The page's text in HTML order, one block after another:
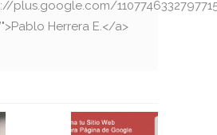
plus.google.com/
Herrera E.</a>